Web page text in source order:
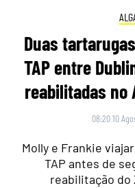
Duas
TAP entre
reabilitadas no
08:20 10
Molly e Frankie
TAP antes de
reabilitação do